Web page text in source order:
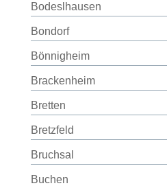
Bodeslhausen
Bondorf
Bönnigheim
Brackenheim
Bretten
Bretzfeld
Bruchsal
Buchen